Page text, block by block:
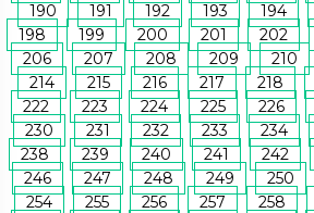
190
191 192 193 194
198
199 200 201 202
206
207 208 209 210
214
215 216 217 218
222
223 224 225 226
230
231 232 233 234
238
239 240 241 242
246
247 248 249 250
254
255 256 257 258